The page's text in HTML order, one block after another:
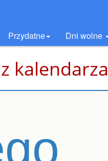
Przydatne Dni wolne
kalendarza